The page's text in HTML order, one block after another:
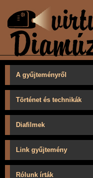
A gyűjteményről
Történet és technikák
Diafilmek
Link gyűjtemény
Rólunk írták